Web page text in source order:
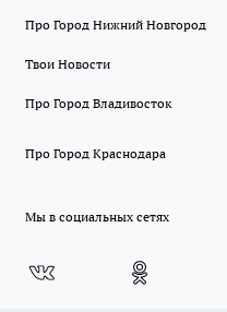
Про Город Нижний Новгород
Твои Новости
Про Город Владивосток
Про Город Краснодара
Мы в социальных сетях